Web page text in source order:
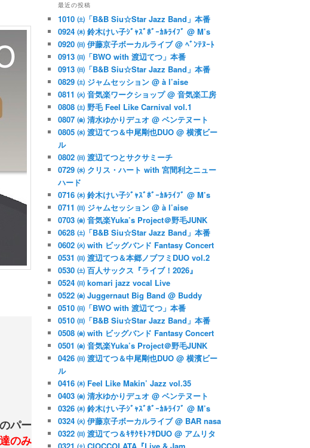
パーティ
のみ入場可能です。
最近の投稿
1010 ㈯「B&B Siu☆Star Jazz Band」本番
0924 ㈭ 鈴木けい子ｼﾞｬｽﾞﾎﾞｰｶﾙﾗｲﾌﾞ @ M’s
0920 ㈰ 伊藤京子ボーカルライブ @ ﾍﾞﾝﾃﾇｰﾄ
0913 ㈰「BWO with 渡辺てつ」本番
0913 ㈰「B&B Siu☆Star Jazz Band」本番
0829 ㈯ ジャムセッション @ à l’aise
0811 ㈫ 音気楽ワークショップ @ 音気楽工房
0808 ㈯ 野毛 Feel Like Carnival vol.1
0807 ㈮ 清水ゆかりデュオ @ ベンテヌート
0805 ㈬ 渡辺てつ＆中尾剛也DUO @ 横濱ビー
ル
0802 ㈰ 渡辺てつとサクサミーチ
0729 ㈬ クリス・ハート with 宮間利之ニュー
ハード
0716 ㈭ 鈴木けい子ｼﾞｬｽﾞﾎﾞｰｶﾙﾗｲﾌﾞ @ M’s
0711 ㈰ ジャムセッション @ à l’aise
0703 ㈮ 音気楽Yuka’s Project＠野毛JUNK
0628 ㈯「B&B Siu☆Star Jazz Band」本番
0602 ㈫ with ビッグバンド Fantasy Concert
0531 ㈰ 渡辺てつ＆本郷ノブフミDUO vol.2
0530 ㈯ 百人サックス『ライブ！2026』
0524 ㈰ komari jazz vocal Live
0522 ㈮ Juggernaut Big Band @ Buddy
0510 ㈰「BWO with 渡辺てつ」本番
0510 ㈰「B&B Siu☆Star Jazz Band」本番
0508 ㈮ with ビッグバンド Fantasy Concert
0501 ㈮ 音気楽Yuka’s Project＠野毛JUNK
0426 ㈰ 渡辺てつ＆中尾剛也DUO @ 横濱ビー
ル
0416 ㈭ Feel Like Makin’ Jazz vol.35
0403 ㈮ 清水ゆかりデュオ @ ベンテヌート
0326 ㈭ 鈴木けい子ｼﾞｬｽﾞﾎﾞｰｶﾙﾗｲﾌﾞ @ M’s
0324 ㈫ 伊藤京子ボーカルライブ @ BAR nasa
0322 ㈰ 渡辺てつ＆ｷｻｸﾓﾄﾌｻDUO @ アムリタ